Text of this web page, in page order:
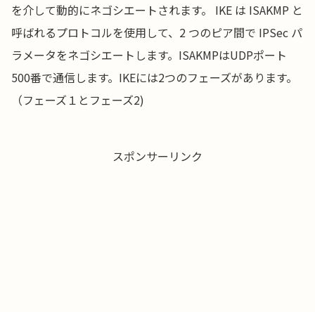
を介して動的にネゴシエートされます。 IKE は ISAKMP と
呼ばれるプロトコルを使用して、2 つのピア間で IPSec パ
ラメータをネゴシエートします。ISAKMPはUDPポート
500番で通信します。IKEには2つのフェーズがあります。
（フェーズ１とフェーズ2)
スポンサーリンク